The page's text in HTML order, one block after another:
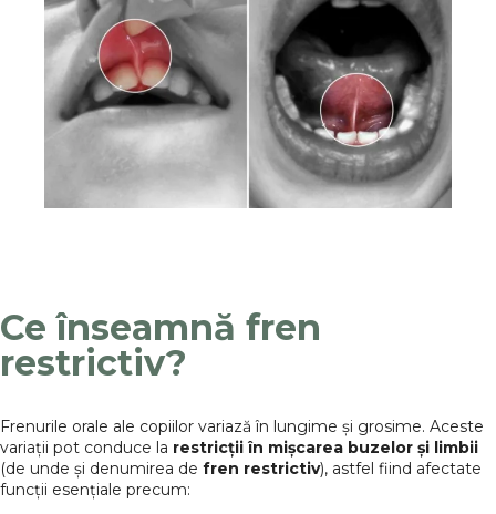
Ce înseamnă fren
restrictiv?
Frenurile orale ale copiilor variază în lungime și grosime. Aceste
variații pot conduce la restricții în mișcarea buzelor și limbii
(de unde și denumirea de fren restrictiv), astfel fiind afectate
funcții esențiale precum: